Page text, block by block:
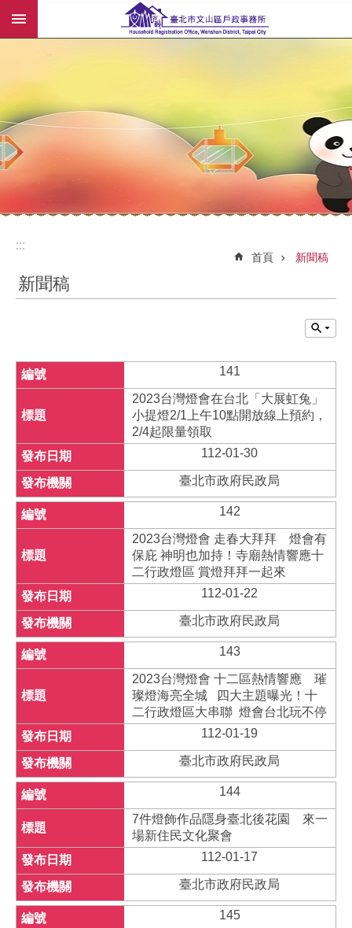
跳到主要內容區塊
:::
:::
首頁 新聞稿
新聞稿
141
2023台灣燈會在台北「大展虹兔」
小提燈2/1上午10點開放線上預約，
2/4起限量領取
112-01-30
臺北市政府民政局
142
2023台灣燈會 走春大拜拜 燈會有
保庇 神明也加持！寺廟熱情響應十
二行政燈區 賞燈拜拜一起來
112-01-22
臺北市政府民政局
143
2023台灣燈會 十二區熱情響應 璀
璨燈海亮全城 四大主題曝光！十
二行政燈區大串聯 燈會台北玩不停
112-01-19
臺北市政府民政局
144
7件燈飾作品隱身臺北後花園 來一
場新住民文化聚會
112-01-17
臺北市政府民政局
145